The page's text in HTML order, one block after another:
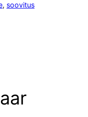
, soovitus